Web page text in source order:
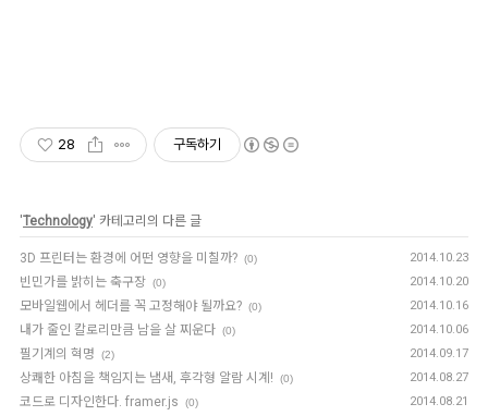
28 구독하기
'Technology' 카테고리의 다른 글
3D 프린터는 환경에 어떤 영향을 미칠까? (0) 2014.10.23
빈민가를 밝히는 축구장 (0) 2014.10.20
모바일웹에서 헤더를 꼭 고정해야 될까요? (0) 2014.10.16
내가 줄인 칼로리만큼 남을 살 찌운다 (0) 2014.10.06
필기계의 혁명 (2) 2014.09.17
상쾌한 아침을 책임지는 냄새, 후각형 알람 시계! (0) 2014.08.27
코드로 디자인한다. framer.js (0) 2014.08.21